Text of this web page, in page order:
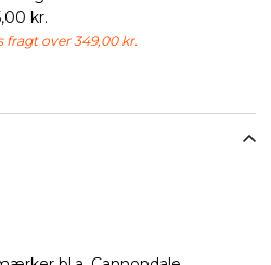
kr.
fragt over 349,00 kr.